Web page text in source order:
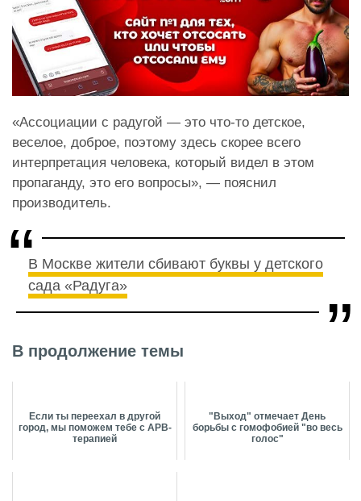
«Ассоциации с радугой — это что-то детское,
веселое, доброе, поэтому здесь скорее всего
интерпретация человека, который видел в этом
пропаганду, это его вопросы», — пояснил
производитель.
В Москве жители сбивают буквы у детского
сада «Радуга»
В продолжение темы
Если ты переехал в другой
город, мы поможем тебе с АРВ-
терапией
"Выход" отмечает День
борьбы с гомофобией "во весь
голос"